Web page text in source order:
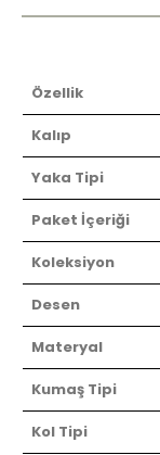
Özellik
Kalıp
Yaka Tipi
Paket İçeriği
Koleksiyon
Desen
Materyal
Kumaş Tipi
Kol Tipi